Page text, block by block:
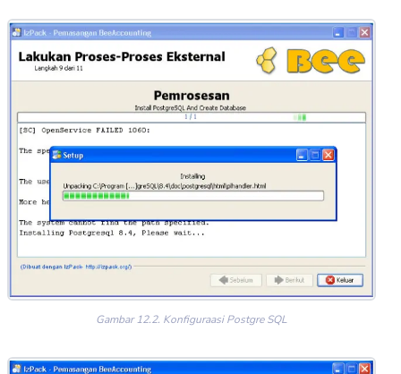
Gambar 12.2. Konfiguraasi Postgre SQL